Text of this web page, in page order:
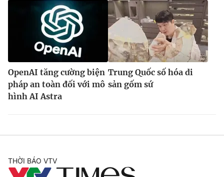
OpenAI tăng cường biện
pháp an toàn đối với mô
hình AI Astra
Trung Quốc số hóa di
sản gốm sứ
THỜI BÁO VTV